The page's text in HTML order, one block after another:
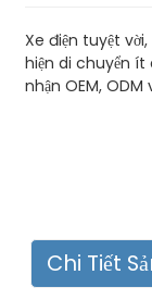
Xe điện tuyệt
hiện di chuyển
nhận OEM,
Chi Tiết